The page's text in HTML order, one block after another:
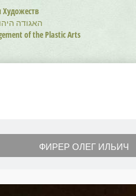
האגודה
of the Plastic Arts
ФИРЕР ОЛЕГ ИЛЬИЧ